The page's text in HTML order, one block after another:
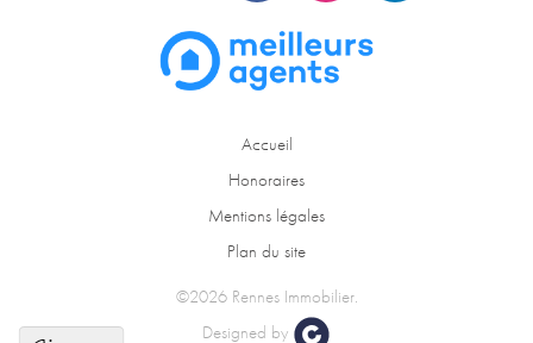
Accueil
Honoraires
Mentions légales
Plan du site
©2026 Rennes Immobilier.
Designed by